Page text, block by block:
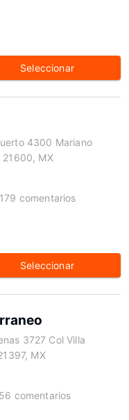
Seleccionar
4300 Mariano
21600, MX
179 comentarios
Seleccionar
3727 Col Villa
MX
56 comentarios